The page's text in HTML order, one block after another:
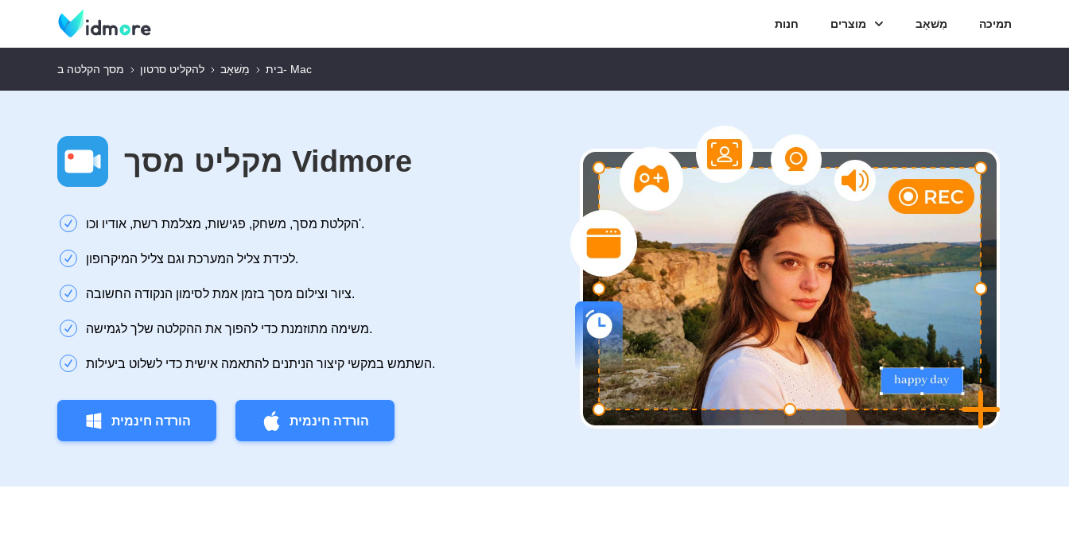
חנות מוצרים מַשׁאָב תמיכה
בית מַשׁאָב להקליט סרטון מסך הקלטה ב- Mac
מקליט מסך Vidmore
הקלטת מסך, משחק, פגישות, מצלמת רשת, אודיו וכו'.
לכידת צליל המערכת וגם צליל המיקרופון.
ציור וצילום מסך בזמן אמת לסימון הנקודה החשובה.
משימה מתוזמנת כדי להפוך את ההקלטה שלך לגמישה.
השתמש במקשי קיצור הניתנים להתאמה אישית כדי לשלוט ביעילות.
הורדה חינמית הורדה חינמית